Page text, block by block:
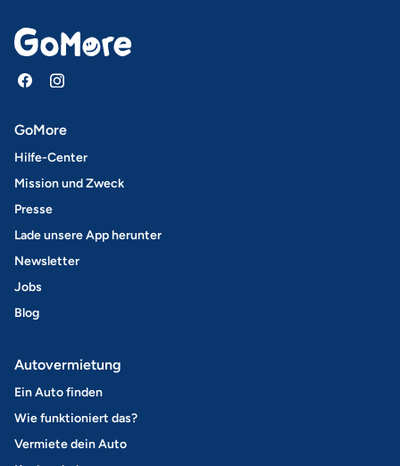
GoMore
Hilfe-Center
Mission und Zweck
Presse
Lade unsere App herunter
Newsletter
Jobs
Blog
Autovermietung
Ein Auto finden
Wie funktioniert das?
Vermiete dein Auto